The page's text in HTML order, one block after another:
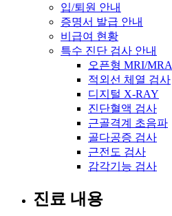
입/퇴원 안내
증명서 발급 안내
비급여 현황
특수 진단 검사 안내
오픈형 MRI/MRA
적외선 체열 검사
디지털 X-RAY
진단혈액 검사
근골격계 초음파
골다공증 검사
근전도 검사
감각기능 검사
진료 내용